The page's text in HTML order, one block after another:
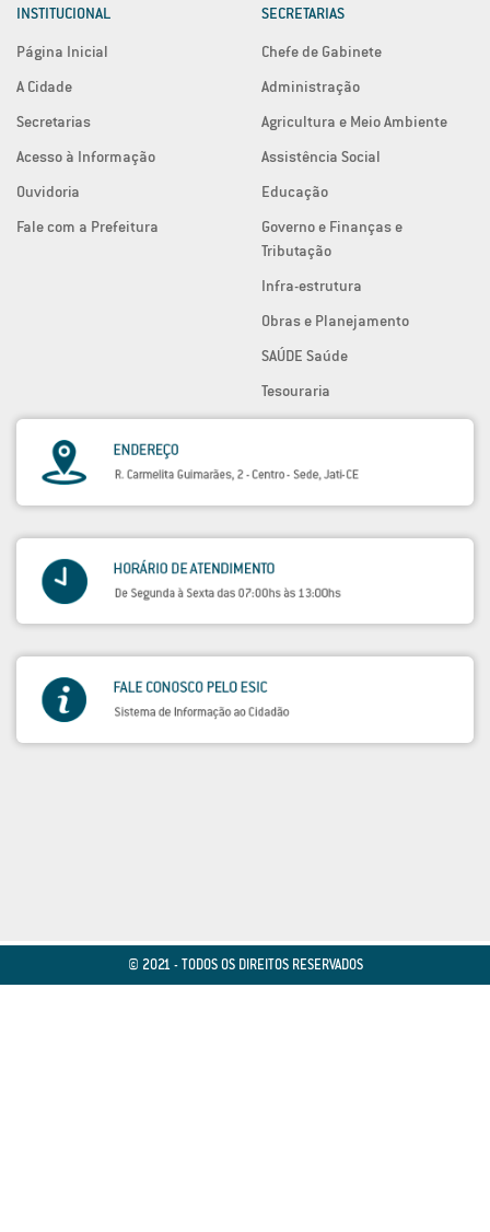
INSTITUCIONAL
Página Inicial
A Cidade
Secretarias
Acesso à Informação
Ouvidoria
Fale com a Prefeitura
SECRETARIAS
Chefe de Gabinete
Administração
Agricultura e Meio Ambiente
Assistência Social
Educação
Governo e Finanças e
Tributação
Infra-estrutura
Obras e Planejamento
SAÚDE Saúde
Tesouraria
© 2021 - TODOS OS DIREITOS RESERVADOS